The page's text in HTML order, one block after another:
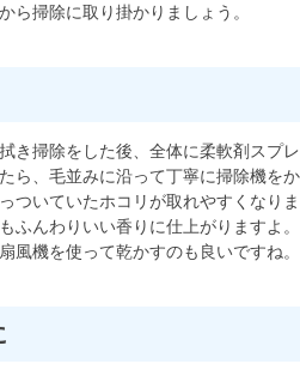
ら掃除に取り掛かりましょう。
き掃除をした後、全体に柔軟剤スプレ
ら、毛並みに沿って丁寧に掃除機をか
ついていたホコリが取れやすくなりま
ふんわりいい香りに仕上がりますよ。
風機を使って乾かすのも良いですね。